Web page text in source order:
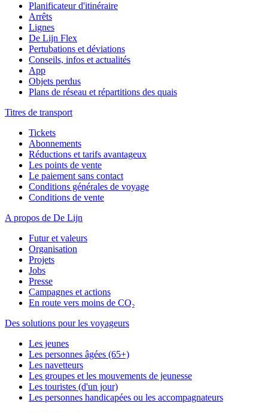
Planificateur d'itinéraire
Arrêts
Lignes
De Lijn Flex
Pertubations et déviations
Conseils, infos et actualités
App
Objets perdus
Plans de réseau et répartitions des quais
Titres de transport
Tickets
Abonnements
Réductions et tarifs avantageux
Les points de vente
Le paiement sans contact
Conditions générales de voyage
Conditions de vente
A propos de De Lijn
Futur et valeurs
Organisation
Projets
Jobs
Presse
Campagnes et actions
En route vers moins de CO₂
Des solutions pour les voyageurs
Les jeunes
Les personnes âgées (65+)
Les navetteurs
Les groupes et les mouvements de jeunesse
Les touristes (d'un jour)
Les personnes handicapées ou les accompagnateurs